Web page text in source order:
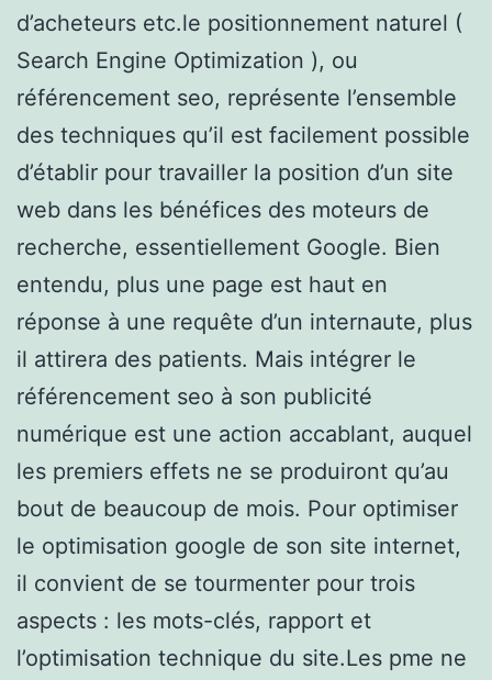
d’acheteurs etc.le positionnement naturel (
Search Engine Optimization ), ou
référencement seo, représente l’ensemble
des techniques qu’il est facilement possible
d’établir pour travailler la position d’un site
web dans les bénéfices des moteurs de
recherche, essentiellement Google. Bien
entendu, plus une page est haut en
réponse à une requête d’un internaute, plus
il attirera des patients. Mais intégrer le
référencement seo à son publicité
numérique est une action accablant, auquel
les premiers effets ne se produiront qu’au
bout de beaucoup de mois. Pour optimiser
le optimisation google de son site internet,
il convient de se tourmenter pour trois
aspects : les mots-clés, rapport et
l’optimisation technique du site.Les pme ne